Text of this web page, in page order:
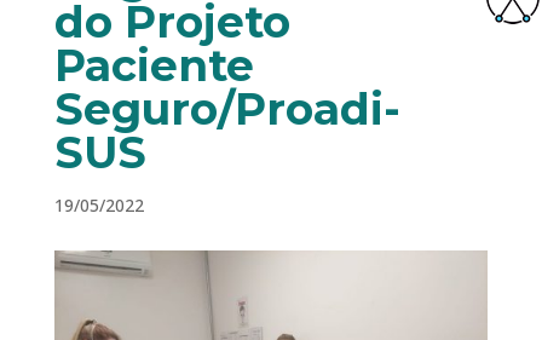
do Projeto
Paciente
Seguro/Proadi-
SUS
19/05/2022